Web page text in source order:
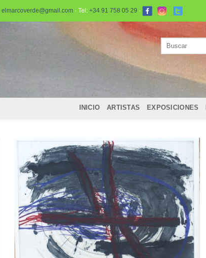
elmarcoverde@gmail.com · Tel: +34 91 758 05 29 ·
INICIO ARTISTAS EXPOSICIONES